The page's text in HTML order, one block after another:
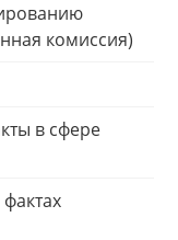
комиссия)
в сфере